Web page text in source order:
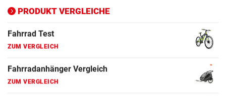
PRODUKT VERGLEICHE
ZUM VERGLEICH
Fahrrad Test
Fahrradanhänger Vergleich